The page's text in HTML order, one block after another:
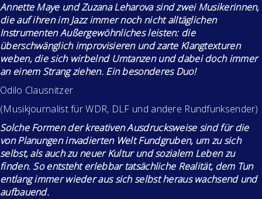
Annette Maye und Zuzana Leharova sind zwei Musikerinnen,
die auf ihren im Jazz immer noch nicht alltäglichen
Instrumenten Außergewöhnliches leisten: die
überschwänglich improvisieren und zarte Klangtexturen
weben, die sich wirbelnd Umtanzen und dabei doch immer
an einem Strang ziehen. Ein besonderes Duo!
Odilo Clausnitzer
(Musikjournalist für WDR, DLF und andere Rundfunksender)
Solche Formen der kreativen Ausdrucksweise sind für die
von Planungen invadierten Welt Fundgruben, um zu sich
selbst, als auch zu neuer Kultur und sozialem Leben zu
finden. So entsteht erlebbar tatsächliche Realität, dem Tun
entlang immer wieder aus sich selbst heraus wachsend und
aufbauend.